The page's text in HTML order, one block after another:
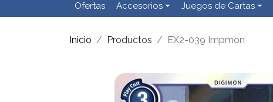
Ofertas Accesorios Juegos de Cartas
Inicio Productos EX2-039 Impmon